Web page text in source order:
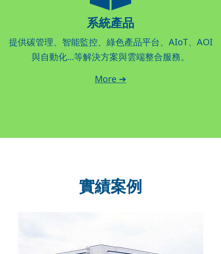
系統產品
提供碳管理、智能監控、綠色產品平台、AIoT、AOI
與自動化…等解決方案與雲端整合服務。
More ➔
實績案例